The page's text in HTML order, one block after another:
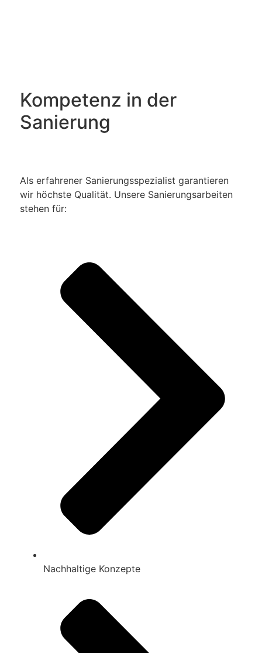
Kompetenz in der
Sanierung
Als erfahrener Sanierungsspezialist garantieren
wir höchste Qualität. Unsere Sanierungsarbeiten
stehen für:
Nachhaltige Konzepte